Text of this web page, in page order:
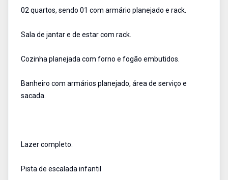
02 quartos, sendo 01 com armário planejado e rack.
Sala de jantar e de estar com rack.
Cozinha planejada com forno e fogão embutidos.
Banheiro com armários planejado, área de serviço e
sacada.
Lazer completo.
Pista de escalada infantil